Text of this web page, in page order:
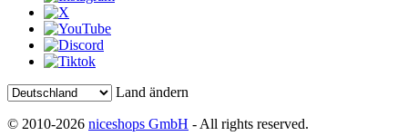
Land ändern
© 2010-2026 niceshops GmbH - All rights reserved.